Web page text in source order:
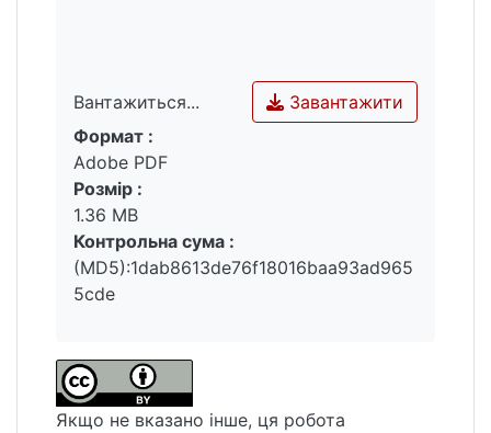
Вантажиться...
Вантажиться...
Завантажити
Формат :
Adobe PDF
Розмір :
1.36 MB
Контрольна сума :
(MD5):1dab8613de76f18016baa93ad965
5cde
Якщо не вказано інше, ця робота